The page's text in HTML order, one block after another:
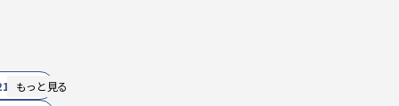
年もっと見る